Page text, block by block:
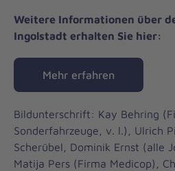
Weitere Informationen über
Ingolstadt erhalten Sie hier:
Mehr erfahren
Bildunterschrift: Kay Behring
Sonderfahrzeuge, v. l.), Ulrich
Scherübel, Dominik Ernst (alle
Matija Pers (Firma Medicop),